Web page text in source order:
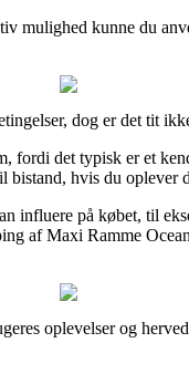
mulighed kunne du
dog er det tit
det typisk er et
bistand, hvis du oplever
influere på købet, til
af Maxi Ramme
oplevelser og